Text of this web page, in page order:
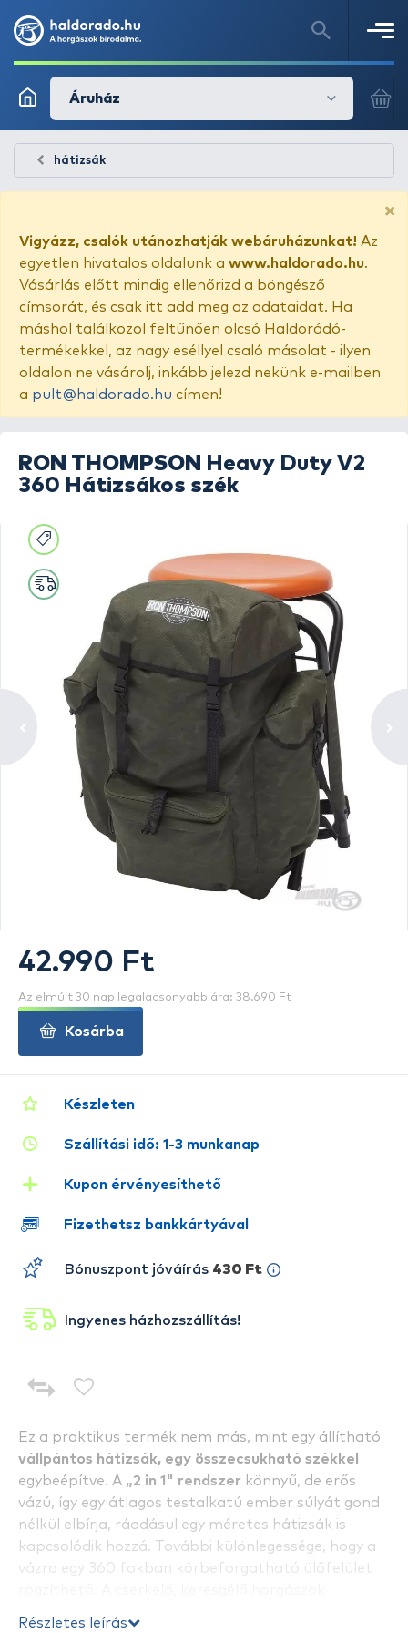
Áruház
hátizsák
×
Vigyázz, csalók utánozhatják webáruházunkat! Az
egyetlen hivatalos oldalunk a www.haldorado.hu.
Vásárlás előtt mindig ellenőrizd a böngésző
címsorát, és csak itt add meg az adataidat. Ha
máshol találkozol feltűnően olcsó Haldorádó-
termékekkel, az nagy eséllyel csaló másolat - ilyen
oldalon ne vásárolj, inkább jelezd nekünk e-mailben
a pult@haldorado.hu címen!
RON THOMPSON
Heavy Duty V2
360 Hátizsákos szék
Ez a praktikus termék nem más, mint egy állítható
vállpántos hátizsák, egy összecsukható székkel
egybeépítve. A „2 in 1" rendszer könnyű, de erős
vázú, így egy átlagos testalkatú ember súlyát gond
nélkül elbírja, ráadásul egy méretes hátizsák is
kapcsolódik hozzá. További különlegessége, hogy a
vázra egy 360 fokban körbeforgatható ülőfelület
Részletes leírás
Készleten
Szállítási idő: 1-3 munkanap
Kupon érvényesíthető
Fizethetsz bankkártyával
Bónuszpont jóváírás 430 Ft
Ingyenes házhozszállítás!
42.990 Ft
Az elmúlt 30 nap legalacsonyabb ára: 38.690 Ft
Kosárba